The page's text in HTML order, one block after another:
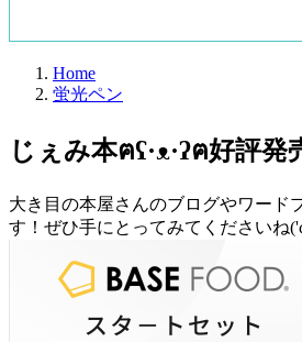
Home
蛍光ペン
じぇみ本ฅʕ·ᴥ·ʔฅ好評発
大き目の本屋さんのブログやワード
す！ぜひ手にとってみてくださいね